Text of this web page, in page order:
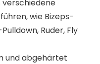
wie Bizeps-
Ruder, Fly
und abgehärtet